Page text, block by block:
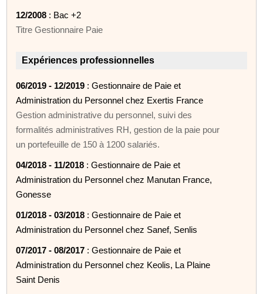
12/2008 : Bac +2
Titre Gestionnaire Paie
Expériences professionnelles
06/2019 - 12/2019 : Gestionnaire de Paie et
Administration du Personnel chez Exertis France
Gestion administrative du personnel, suivi des
formalités administratives RH, gestion de la paie pour
un portefeuille de 150 à 1200 salariés.
04/2018 - 11/2018 : Gestionnaire de Paie et
Administration du Personnel chez Manutan France,
Gonesse
01/2018 - 03/2018 : Gestionnaire de Paie et
Administration du Personnel chez Sanef, Senlis
07/2017 - 08/2017 : Gestionnaire de Paie et
Administration du Personnel chez Keolis, La Plaine
Saint Denis